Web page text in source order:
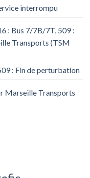
interrompu
: Bus 7/7B/7T, 509 :
Transports (TSM
: Fin de perturbation
Marseille Transports